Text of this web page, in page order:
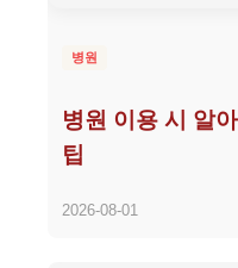
병원
병원 이용 시 알
팁
2026-08-01